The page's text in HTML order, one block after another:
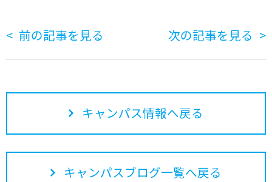
前の記事を見る 次の記事を見る
キャンパス情報へ戻る
キャンパスブログ一覧へ戻る